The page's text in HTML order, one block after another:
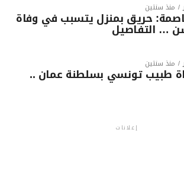
منذ سنتين
حريق بمنزل يتسبب في وفاة
… التفاصيل
منذ سنتين
طبيب تونسي بسلطنة عمان ..
إعلانات